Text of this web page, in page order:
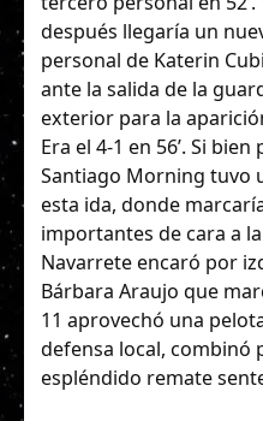
después llegaría un
personal de Katerin
ante la salida de la
exterior para la
Era el 4-1 en 56’. Si
Santiago Morning tuvo
esta ida, donde
importantes de cara a
Navarrete encaró por
Bárbara Araujo que
11 aprovechó una
defensa local, combinó
espléndido remate